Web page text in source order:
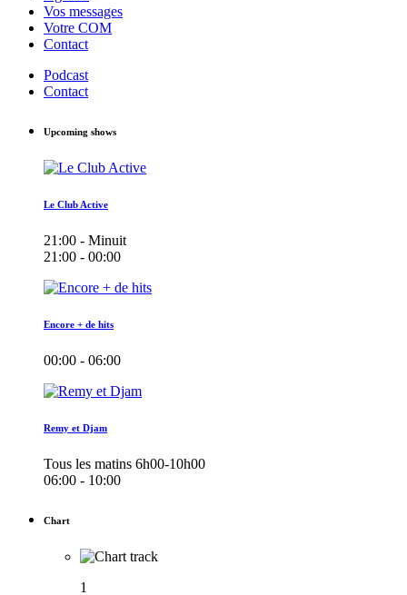
Vos messages
Votre COM
Contact
Podcast
Contact
Upcoming shows
Le Club Active
21:00 - Minuit
21:00 - 00:00
Encore + de hits
00:00 - 06:00
Remy et Djam
Tous les matins 6h00-10h00
06:00 - 10:00
Chart
1